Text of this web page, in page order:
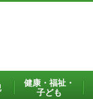
健康・福祉・
子ども